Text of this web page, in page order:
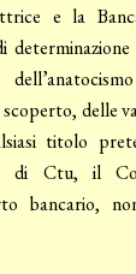
e la
scoperto, delle
titolo
di Ctu, il
bancario,